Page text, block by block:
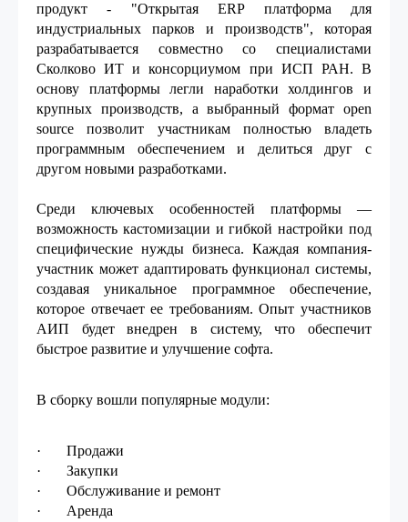
продукт - "Открытая ERP платформа для
индустриальных парков и производств", которая
разрабатывается совместно со специалистами
Сколково ИТ и консорциумом при ИСП РАН. В
основу платформы легли наработки холдингов и
крупных производств, а выбранный формат open
source позволит участникам полностью владеть
программным обеспечением и делиться друг с
другом новыми разработками.
Среди ключевых особенностей платформы —
возможность кастомизации и гибкой настройки под
специфические нужды бизнеса. Каждая компания-
участник может адаптировать функционал системы,
создавая уникальное программное обеспечение,
которое отвечает ее требованиям. Опыт участников
АИП будет внедрен в систему, что обеспечит
быстрое развитие и улучшение софта.
В сборку вошли популярные модули:
· Продажи
· Закупки
· Обслуживание и ремонт
· Аренда